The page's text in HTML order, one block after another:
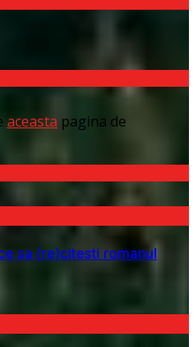
aceasta pagina de
sa (re)citesti romanul